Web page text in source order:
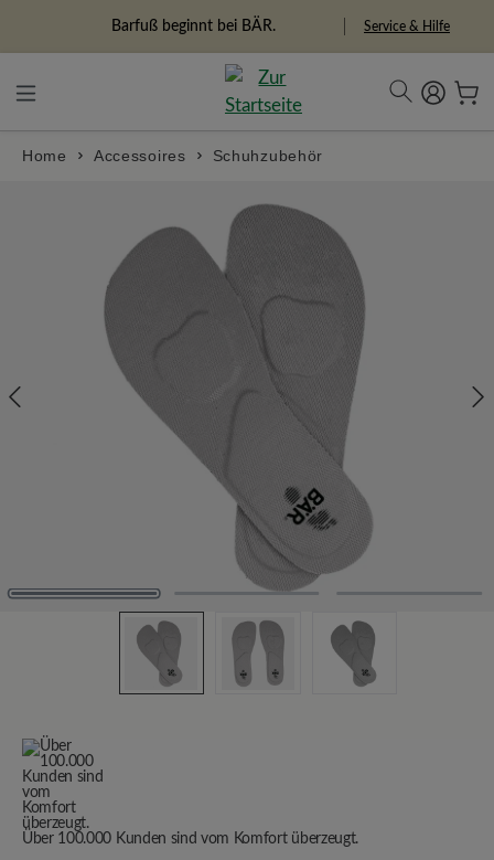
Freiheitspioniere Service & Hilfe
Home Accessoires Schuhzubehör
Über 100.000 Kunden sind vom Komfort überzeugt.